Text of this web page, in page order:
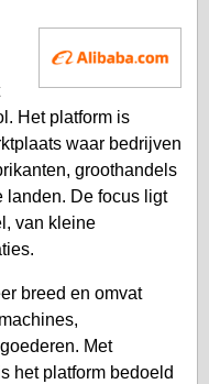
Het platform is
waar bedrijven
groothandels
landen. De focus ligt
van kleine
breed en omvat
Met
het platform bedoeld